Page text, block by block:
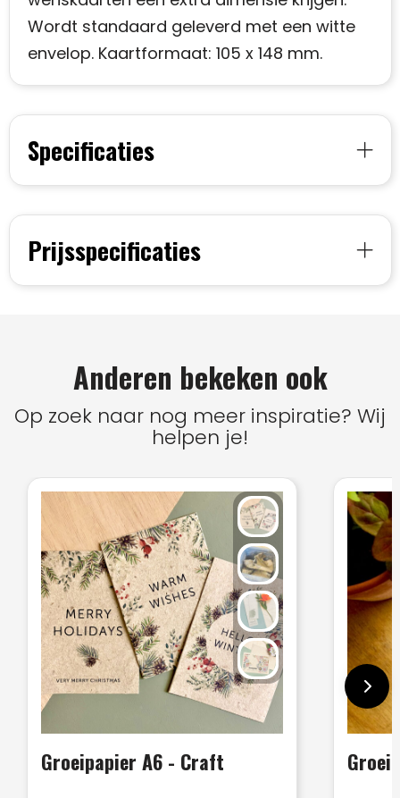
Wordt standaard geleverd met een witte
envelop. Kaartformaat: 105 x 148 mm.
Specificaties
Prijsspecificaties
Anderen bekeken ook
Op zoek naar nog meer inspiratie? Wij
helpen je!
Groeipapier A6 - Craft